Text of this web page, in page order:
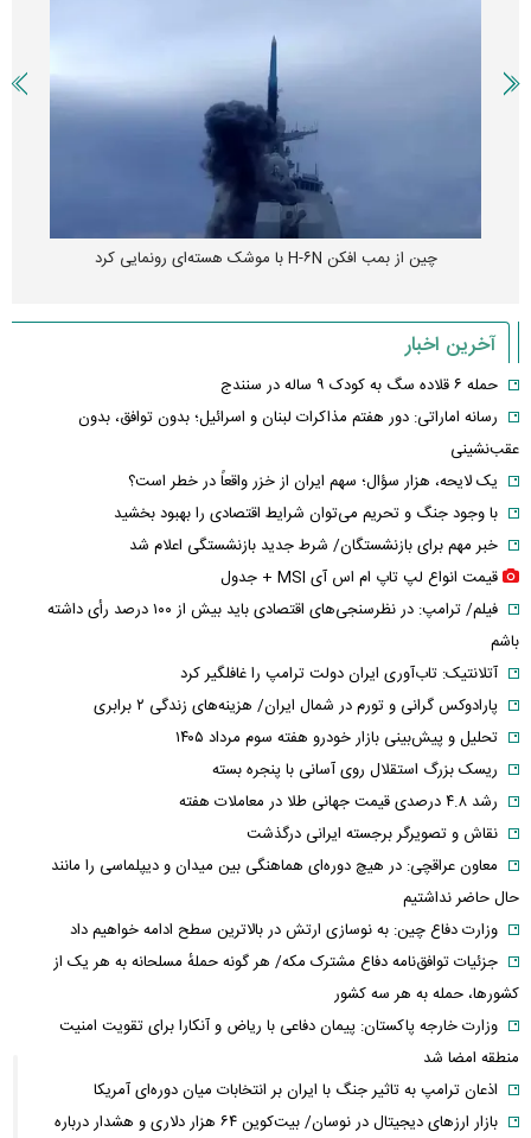
چین از بمب افکن H-۶N با موشک هسته‌ای رونمایی کرد
آخرین اخبار
حمله ۶ قلاده سگ به کودک ۹ ساله در سنندج
رسانه اماراتی: دور هفتم مذاکرات لبنان و اسرائیل؛ بدون توافق، بدون
عقب‌نشینی
یک لایحه، هزار سؤال؛ سهم ایران از خزر واقعاً در خطر است؟
با وجود جنگ و تحریم می‌توان شرایط اقتصادی را بهبود بخشید
خبر مهم برای بازنشستگان/ شرط جدید بازنشستگی اعلام شد
قیمت انواع لپ تاپ ام اس آی MSI + جدول
فیلم/ ترامپ: در نظرسنجی‌های اقتصادی باید بیش از ۱۰۰ درصد رأی داشته
باشم
آتلانتیک: تاب‌آوری ایران دولت ترامپ را غافلگیر کرد
پارادوکس گرانی و تورم در شمال ایران/ هزینه‌های زندگی ۲ برابری
تحلیل و پیش‌بینی بازار خودرو هفته سوم مرداد ۱۴۰۵
ریسک بزرگ استقلال روی آسانی با پنجره بسته
رشد ۴.۸ درصدی قیمت جهانی طلا در معاملات هفته
نقاش و تصویرگر برجسته ایرانی درگذشت
معاون عراقچی: در هیچ دوره‌ای هماهنگی بین میدان و دیپلماسی را مانند
حال حاضر نداشتیم
وزارت دفاع چین: به نوسازی ارتش در بالاترین سطح ادامه خواهیم داد
جزئیات توافق‌نامه دفاع مشترک مکه/ هر گونه حملهٔ مسلحانه به هر یک از
کشورها، حمله به هر سه کشور
وزارت خارجه پاکستان: پیمان دفاعی با ریاض و آنکارا برای تقویت امنیت
منطقه امضا شد
اذعان ترامپ به تاثیر جنگ با ایران بر انتخابات میان دوره‌ای آمریکا
بازار ارزهای دیجیتال در نوسان/ بیت‌کوین ۶۴ هزار دلاری و هشدار درباره